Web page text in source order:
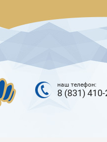
наш телефон:
8 (831)